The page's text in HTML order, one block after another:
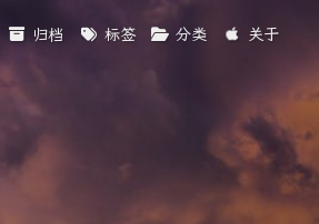
归档 标签 分类 关于